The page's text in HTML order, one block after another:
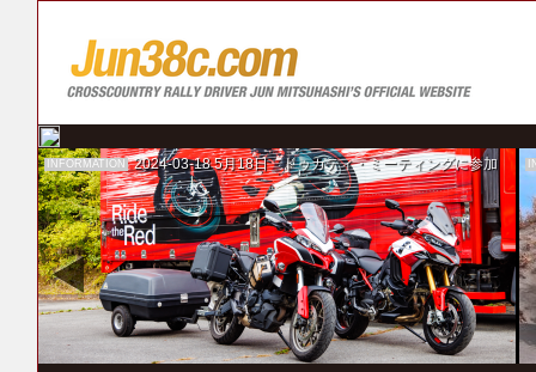
INFORMATION 2024-03-18 5月18日 ドゥカティ・ミーティングに参加